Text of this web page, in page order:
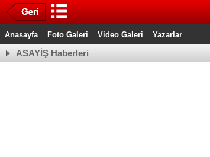
Anasayfa Foto Galeri Video Galeri Yazarlar
ASAYİŞ Haberleri